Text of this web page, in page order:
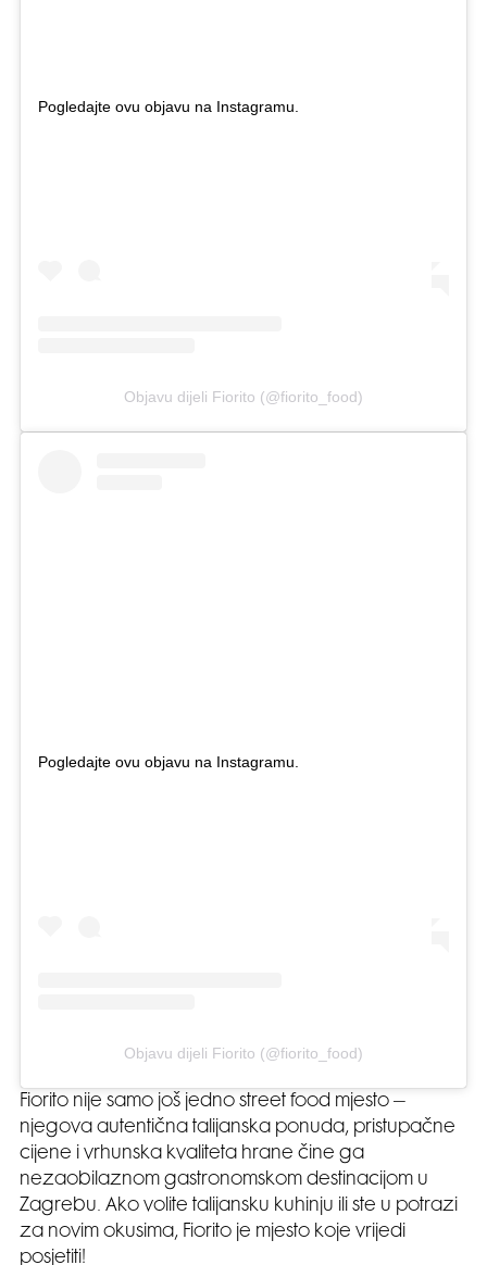
Pogledajte ovu objavu na Instagramu.
Objavu dijeli Fiorito (@fiorito_food)
Pogledajte ovu objavu na Instagramu.
Objavu dijeli Fiorito (@fiorito_food)
Fiorito nije samo još jedno street food mjesto –
njegova autentična talijanska ponuda, pristupačne
cijene i vrhunska kvaliteta hrane čine ga
nezaobilaznom gastronomskom destinacijom u
Zagrebu. Ako volite talijansku kuhinju ili ste u potrazi
za novim okusima, Fiorito je mjesto koje vrijedi
posjetiti!